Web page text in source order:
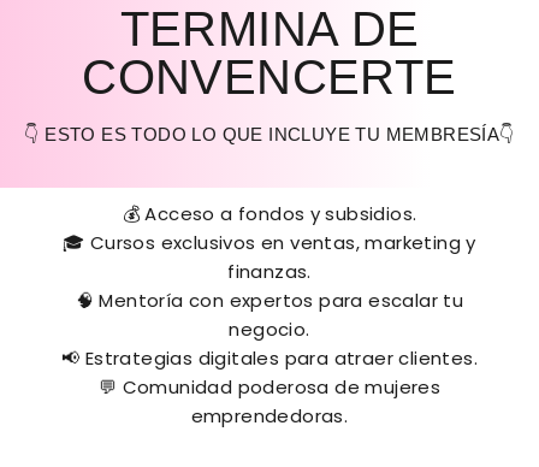
TERMINA DE
CONVENCERTE
👇 ESTO ES TODO LO QUE INCLUYE TU MEMBRESÍA👇
💰 Acceso a fondos y subsidios.
🎓 Cursos exclusivos en ventas, marketing y
finanzas.
🧠 Mentoría con expertos para escalar tu
negocio.
📢 Estrategias digitales para atraer clientes.
💬 Comunidad poderosa de mujeres
emprendedoras.